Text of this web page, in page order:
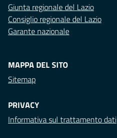
Giunta regionale del Lazio
Consiglio regionale del Lazio
Garante nazionale
MAPPA DEL SITO
Sitemap
PRIVACY
Informativa sul trattamento dati